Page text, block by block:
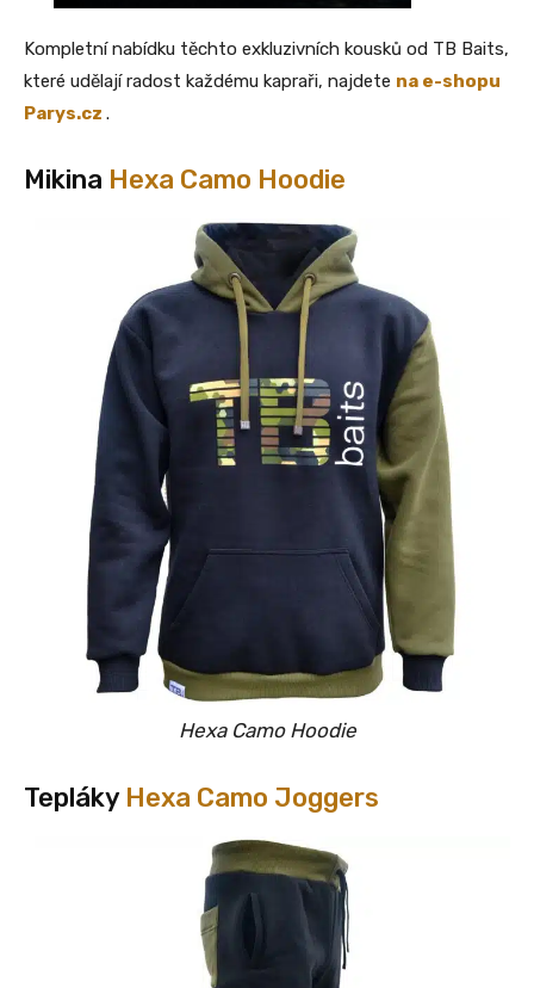
Kompletní nabídku těchto exkluzivních kousků od TB Baits,
které udělají radost každému kapraři, najdete na e-shopu
Parys.cz .
Mikina Hexa Camo Hoodie
Hexa Camo Hoodie
Tepláky Hexa Camo Joggers